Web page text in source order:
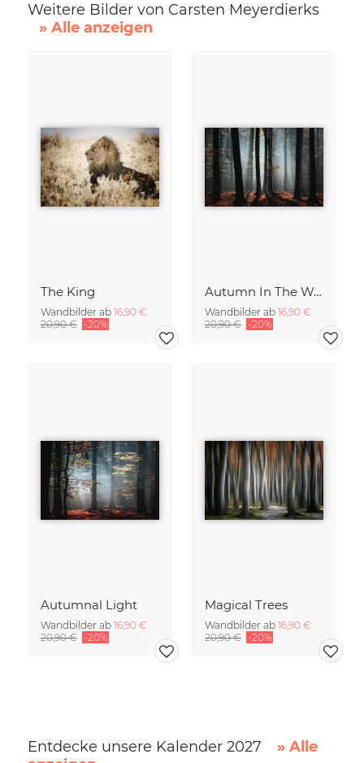
Weitere Bilder von Carsten Meyerdierks
» Alle anzeigen
The King
Wandbilder ab 16,90 €
20,90 € -20%
Autumn In The Woods
Wandbilder ab 16,90 €
20,90 € -20%
Autumnal Light
Wandbilder ab 16,90 €
20,90 € -20%
Magical Trees
Wandbilder ab 16,90 €
20,90 € -20%
Entdecke unsere Kalender 2027
» Alle